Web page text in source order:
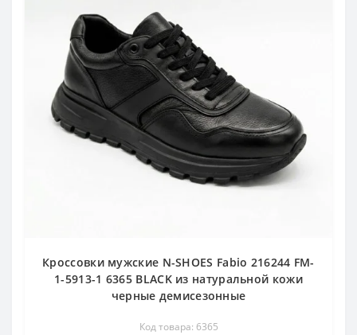
Кроссовки мужские N-SHOES Fabio 216244 FM-
1-5913-1 6365 BLACK из натуральной кожи
черные демисезонные
Код товара: 6365